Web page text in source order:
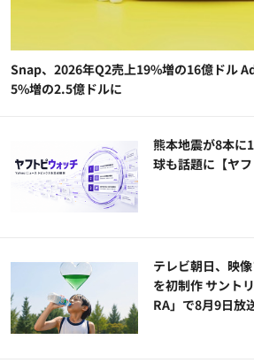
Snap、2026年Q2売上19%増の16億ドル
5%増の2.5億ドルに
熊本地震が8本に
球も話題に【ヤ
テレビ朝日、映
を初制作 サント
RA」で8月9日放